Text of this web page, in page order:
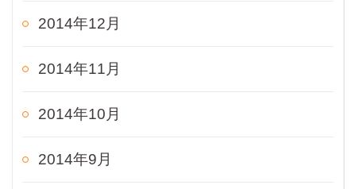
2014年12月
2014年11月
2014年10月
2014年9月